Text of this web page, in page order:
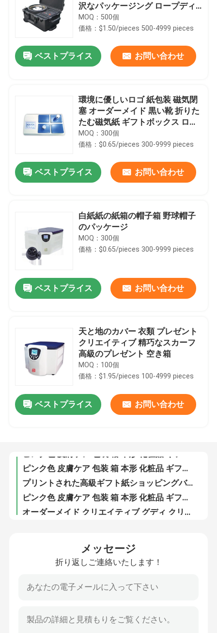
家
ビデオ
私達について
工場旅行
私達に連絡しなさい
沢なパッケージング ロープディ
フューザーとキャンドルボトル
セット 祝日プレゼントボックス
MOQ：500個
価格：$1.50/pieces 500-4999 pieces
ベストプライス お問い合わせ
環境に優しいロゴ 紙包装 磁気閉
塞 オーダーメイド 黒い靴 折りた
たむ磁気紙 ギフトボックス ロゴ
付き
MOQ：300個
価格：$0.65/pieces 300-9999 pieces
ベストプライス お問い合わせ
白紙紙の紙箱の帽子箱 野球帽子
のパッケージ
MOQ：300個
価格：$0.65/pieces 300-9999 pieces
ベストプライス お問い合わせ
天と地のカバー 衣類 プレゼント
クリエイティブ 精巧なスカーフ
高級のプレゼント 空き箱
MOQ：100個
価格：$1.95/pieces 100-4999 pieces
ベストプライス お問い合わせピンク色 皮膚ケア 包装 箱 本形 化粧品 ギフトボックス 皮膚ケア用の磁気紙箱 挿入付き化粧品 ボトル
プリントされた高級ギフト紙ショッピングバッグ ロゴ付きカスタムショッピング紙バッグ
メッセージ
折り返しご連絡いたします！